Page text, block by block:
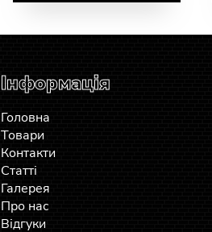
Інформація
Головна
Товари
Контакти
Статті
Галерея
Про нас
Відгуки